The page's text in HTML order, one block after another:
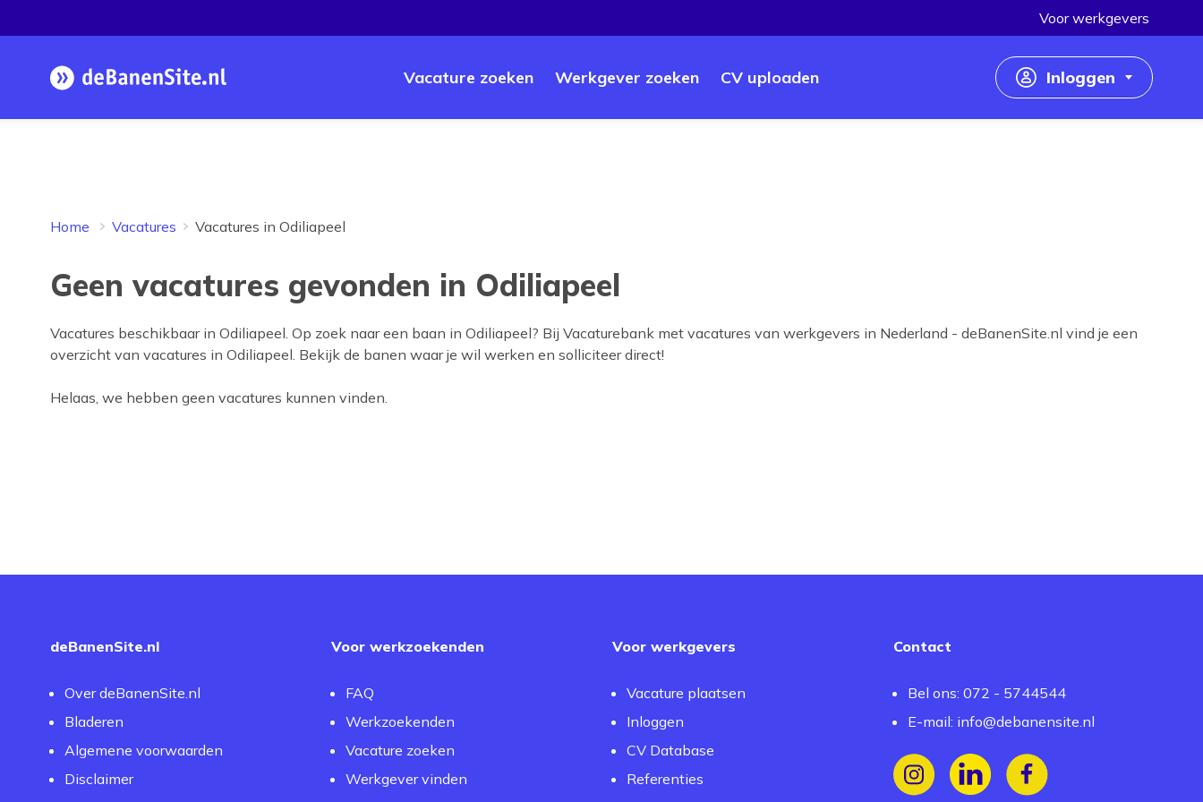
Homepage Vacature zoeken Werkgever zoeken CV uploaden
Voor werkgevers
Inloggen
Home Vacatures Vacatures in Odiliapeel
Geen vacatures gevonden in Odiliapeel
Vacatures beschikbaar in Odiliapeel. Op zoek naar een baan in Odiliapeel? Bij Vacaturebank met vacatures van werkgevers in Nederland - deBanenSite.nl vind je een
overzicht van vacatures in Odiliapeel. Bekijk de banen waar je wil werken en solliciteer direct!
Helaas, we hebben geen vacatures kunnen vinden.
deBanenSite.nl
Over deBanenSite.nl
Bladeren
Algemene voorwaarden
Disclaimer
Voor werkzoekenden
FAQ
Werkzoekenden
Vacature zoeken
Werkgever vinden
Voor werkgevers
Vacature plaatsen
Inloggen
CV Database
Referenties
Contact
Bel ons: 072 - 5744544
E-mail: info@debanensite.nl